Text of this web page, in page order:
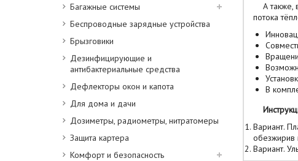
Багажные системы
Беспроводные зарядные устройства
Брызговики
Дезинфицирующие и
антибактериальные средства
Дефлекторы окон и капота
Для дома и дачи
Дозиметры, радиометры, нитратомеры
Защита картера
Комфорт и безопасность
А также,
потока
В
Вариант.
обезжирив
Вариант.